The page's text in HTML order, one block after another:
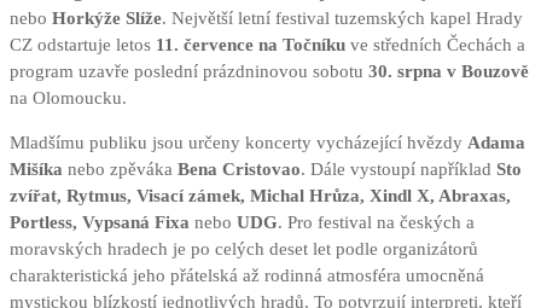
nebo Horkýže Slíže. Největší letní festival tuzemských kapel Hrady
CZ odstartuje letos 11. července na Točníku ve středních Čechách a
program uzavře poslední prázdninovou sobotu 30. srpna v Bouzově
na Olomoucku.
Mladšímu publiku jsou určeny koncerty vycházející hvězdy Adama
Mišíka nebo zpěváka Bena Cristovao. Dále vystoupí například Sto
zvířat, Rytmus, Visací zámek, Michal Hrůza, Xindl X, Abraxas,
Portless, Vypsaná Fixa nebo UDG. Pro festival na českých a
moravských hradech je po celých deset let podle organizátorů
charakteristická jeho přátelská až rodinná atmosféra umocněná
mystickou blízkostí jednotlivých hradů. To potvrzují interpreti, kteří